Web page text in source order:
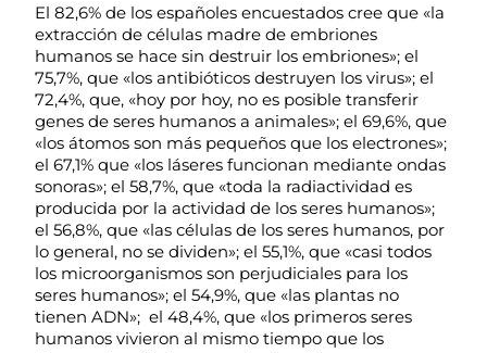
El 82,6% de los españoles encuestados cree que «la
extracción de células madre de embriones
humanos se hace sin destruir los embriones»; el
75,7%, que «los antibióticos destruyen los virus»; el
72,4%, que, «hoy por hoy, no es posible transferir
genes de seres humanos a animales»; el 69,6%, que
«los átomos son más pequeños que los electrones»;
el 67,1% que «los láseres funcionan mediante ondas
sonoras»; el 58,7%, que «toda la radiactividad es
producida por la actividad de los seres humanos»;
el 56,8%, que «las células de los seres humanos, por
lo general, no se dividen»; el 55,1%, que «casi todos
los microorganismos son perjudiciales para los
seres humanos»; el 54,9%, que «las plantas no
tienen ADN»; el 48,4%, que «los primeros seres
humanos vivieron al mismo tiempo que los